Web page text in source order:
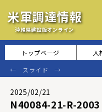
米軍調達情報
沖縄県建設版オンライン
トップページ 入
2025/02/21
N40084-21-R-2003